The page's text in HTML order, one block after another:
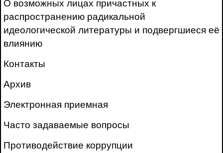
распространению радикальной
идеологической литературы и подвергшиеся её
влиянию
Контакты
Архив
Электронная приемная
Часто задаваемые вопросы
Противодействие коррупции